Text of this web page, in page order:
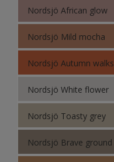
Nordsjö African glow
Nordsjö Mild mocha
Nordsjö Autumn walks
Nordsjö White flower
Nordsjö Toasty grey
Nordsjö Brave ground